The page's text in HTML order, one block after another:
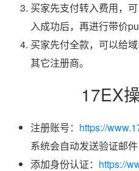
买家先支付转入费用，
入成功后，再进行带价
买家先付全款，可以给
其它注册商。
17EX
注册账号： https://
系统会自动发送验证邮
添加身份认证： https://